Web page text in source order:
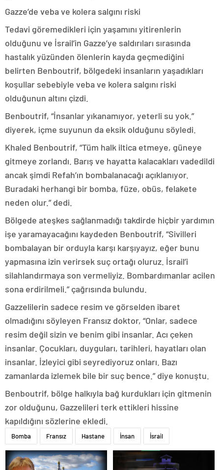
Gazze’de veba ve kolera salgını riski
Tedavi göremedikleri için yaşamını yitirenlerin
olduğunu ve İsrail’in Gazze’ye saldırıları sırasında
hastalık yüzünden ölenlerin kayda geçmediğini
belirten Benboutrif, bölgedeki insanların yaşadıkları
koşullar sebebiyle veba ve kolera salgını riski
olduğunun altını çizdi.
Benboutrif, “İnsanlar yıkanamıyor, yeterli su yok.”
diyerek, içme suyunun da eksik olduğunu söyledi.
Khaled Benboutrif, “Tüm halk iltica etmeye, güneye
gitmeye zorlandı. Barış ve hayatta kalacakları vadedildi
ancak şimdi Refah’ın bombalanacağı açıklanıyor.
Buradaki herhangi bir bomba, füze, obüs, felakete
neden olur.” dedi.
Bölgede ateşkes sağlanmadığı takdirde hiçbir yardımın
işe yaramayacağını kaydeden Benboutrif, “Sivilleri
bombalayan bir orduyla karşı karşıyayız, eğer bunu
yapmasına izin verirsek suç ortağı oluruz. İsrail’i
silahlandırmaya son vermeliyiz. Bombardımanlar acilen
sona erdirilmeli.” çağrısında bulundu.
Gazzelilerin sadece resim ve görselden ibaret
olmadığını söyleyen Fransız doktor, “Onlar, sadece
resim değil sizin ve benim gibi insanlar. Acı çeken
insanlar. Çocukları, duyguları, tarihleri, hayatları olan
insanlar. İzleyici gibi seyrediyoruz onları. Bazı
zamanlarda izlemek bile bir suç bence.” diye konuştu.
Benboutrif, bölge halkıyla bağ kurdukları için gitmenin
zor olduğunu, Gazzelileri terk ettikleri hissine
kapıldığını sözlerine ekledi.
Bomba Fransız Hastane İnsan İsrail